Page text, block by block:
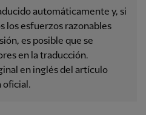
automáticamente y, si
los esfuerzos razonables
es posible que se
en la traducción.
en inglés del artículo
oficial.